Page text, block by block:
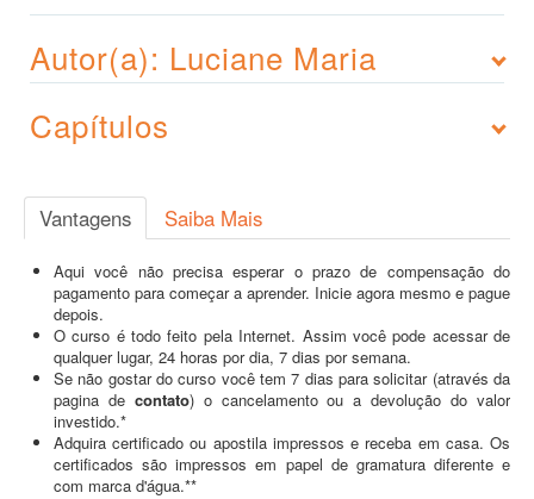
Autor(a): Luciane Maria
Capítulos
Vantagens Saiba Mais
Aqui você não precisa esperar o prazo de compensação do
pagamento para começar a aprender. Inicie agora mesmo e pague
depois.
O curso é todo feito pela Internet. Assim você pode acessar de
qualquer lugar, 24 horas por dia, 7 dias por semana.
Se não gostar do curso você tem 7 dias para solicitar (através da
pagina de contato) o cancelamento ou a devolução do valor
investido.*
Adquira certificado ou apostila impressos e receba em casa. Os
certificados são impressos em papel de gramatura diferente e
com marca d'água.**